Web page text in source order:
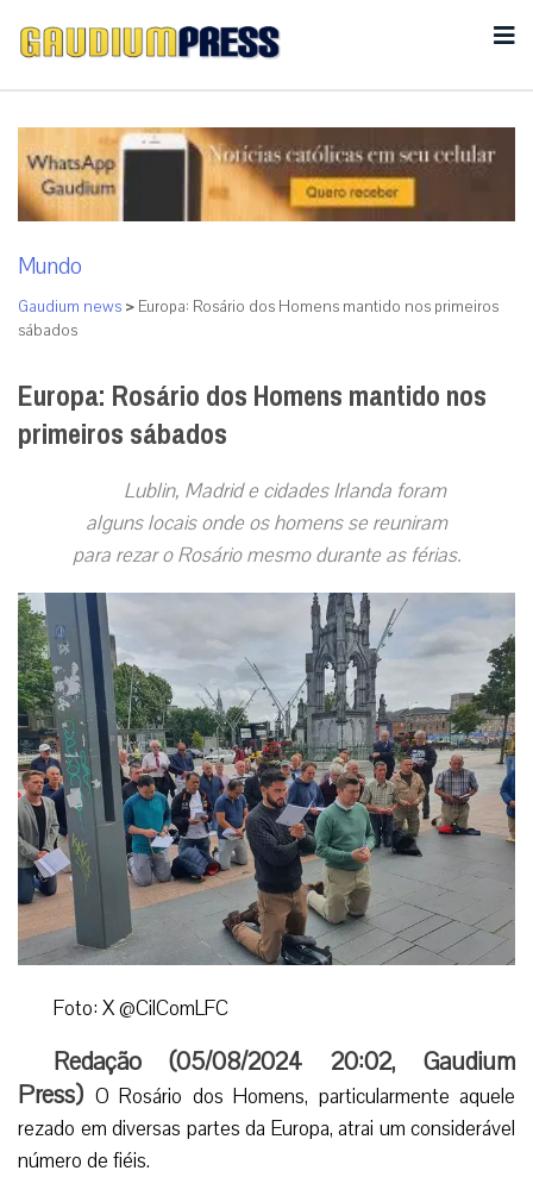
Mundo
Gaudium news > Europa: Rosário dos Homens mantido nos primeiros
sábados
Europa: Rosário dos Homens mantido nos
primeiros sábados
Lublin, Madrid e cidades Irlanda foram
alguns locais onde os homens se reuniram
para rezar o Rosário mesmo durante as férias.
Foto: X @CilComLFC
Redação (05/08/2024 20:02,Gaudium
Press) O Rosário dos Homens, particularmente aquele
rezado em diversas partes da Europa, atrai um considerável
número de fiéis.